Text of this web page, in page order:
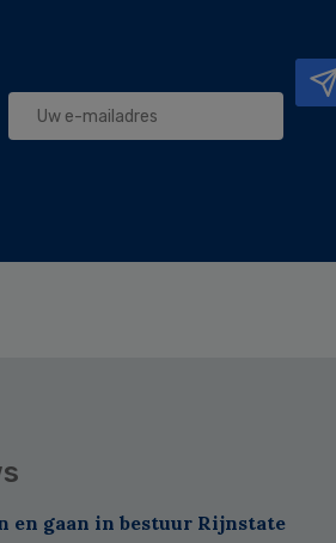
en gaan in bestuur Rijnstate